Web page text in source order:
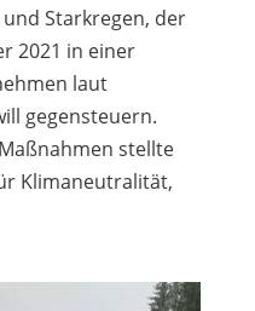
und Starkregen, der
2021 in einer
laut
gegensteuern.
stellte
Klimaneutralität,